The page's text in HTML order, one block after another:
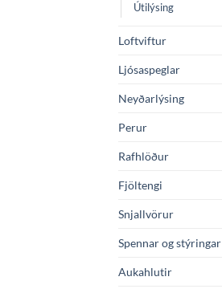
Útilýsing
Loftviftur
Ljósaspeglar
Neyðarlýsing
Perur
Rafhlöður
Fjöltengi
Snjallvörur
Spennar og stýringar
Aukahlutir